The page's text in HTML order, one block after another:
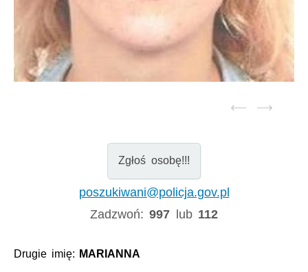
Zgłoś osobę!!!
poszukiwani@policja.gov.pl
Zadzwoń:997 lub 112
Drugie imię: MARIANNA